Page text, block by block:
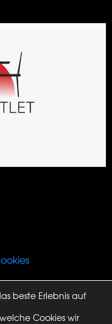
beste Erlebnis auf
Cookies wir